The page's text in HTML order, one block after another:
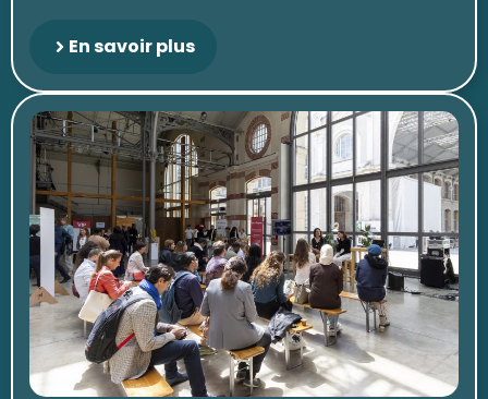
En savoir plus